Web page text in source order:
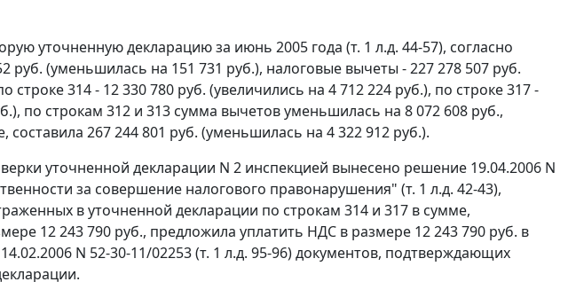
уточненную декларацию за июнь 2005 года (т. 1 л.д. 44-57), согласно
руб. (уменьшилась на 151 731 руб.), налоговые вычеты - 227 278 507 руб.
строке 314 - 12 330 780 руб. (увеличились на 4 712 224 руб.), по строке 317 -
по строкам 312 и 313 сумма вычетов уменьшилась на 8 072 608 руб.,
составила 267 244 801 руб. (уменьшилась на 4 322 912 руб.).
уточненной декларации N 2 инспекцией вынесено решение 19.04.2006 N
за совершение налогового правонарушения" (т. 1 л.д. 42-43),
в уточненной декларации по строкам 314 и 317 в сумме,
12 243 790 руб., предложила уплатить НДС в размере 12 243 790 руб. в
N 52-30-11/02253 (т. 1 л.д. 95-96) документов, подтверждающих